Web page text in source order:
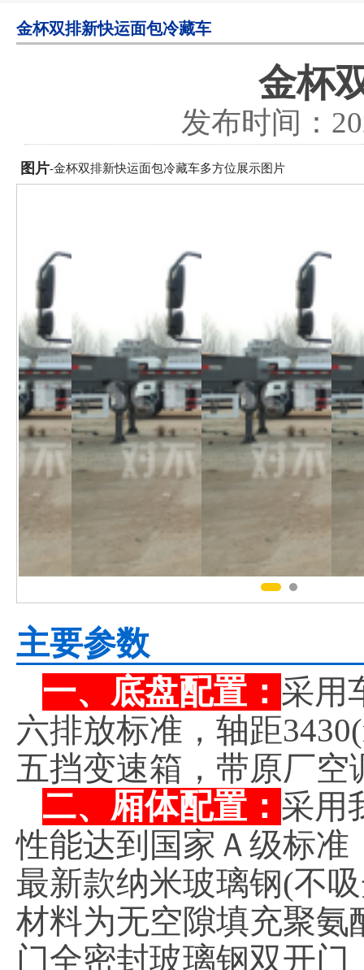
金杯双排新快运面包冷藏车
金杯
发布时间：
图片-金杯双排新快运面包冷藏车多方位展示图片
主要参数
一、底盘配置： 采用
六排放标准，轴距
五挡变速箱，带原厂空
二、厢体配置： 采用
性能达到国家Ａ级标准
最新款纳米玻璃钢(不
材料为无空隙填充聚
门全密封玻璃钢双开